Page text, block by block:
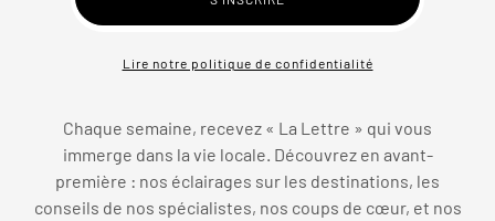
Lire notre politique de confidentialité
Chaque semaine, recevez « La Lettre » qui vous
immerge dans la vie locale. Découvrez en avant-
première : nos éclairages sur les destinations, les
conseils de nos spécialistes, nos coups de cœur, et nos